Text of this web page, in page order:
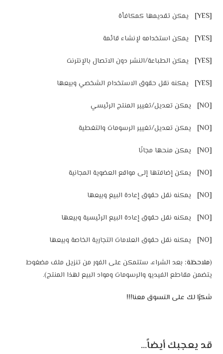
[YES] يمكن تقديمها كمكافأة
[YES] يمكن استخدامه لإنشاء قائمة
[YES] يمكن الطباعة/النشر دون الاتصال بالإنترنت
[YES] يمكنه نقل حقوق الاستخدام الشخصي وبيعها
[NO] يمكن تعديل/تغيير المنتج الرئيسي
[NO] يمكن تعديل/تغيير الرسومات والتغطية
[NO] يمكن منحها مجانًا
[NO] يمكن إضافتها إلى مواقع العضوية المجانية
[NO] يمكنه نقل حقوق إعادة البيع وبيعها
[NO] يمكنه نقل حقوق إعادة البيع الرئيسية وبيعها
[NO] يمكنه نقل حقوق العلامات التجارية الخاصة وبيعها
(ملاحظة: بعد الشراء، ستتمكن على الفور من تنزيل ملف مضغوط
يتضمن مقاطع الفيديو والرسومات ومواد البيع لهذا المنتج).
شكرًا لك على التسوق معنا!!!
قد يعجبك أيضاً…